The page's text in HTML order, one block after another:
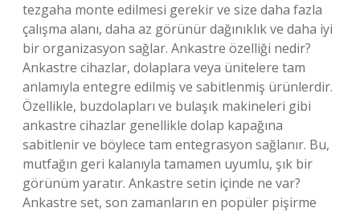
tezgaha monte edilmesi gerekir ve size daha fazla
çalışma alanı, daha az görünür dağınıklık ve daha iyi
bir organizasyon sağlar. Ankastre özelliği nedir?
Ankastre cihazlar, dolaplara veya ünitelere tam
anlamıyla entegre edilmiş ve sabitlenmiş ürünlerdir.
Özellikle, buzdolapları ve bulaşık makineleri gibi
ankastre cihazlar genellikle dolap kapağına
sabitlenir ve böylece tam entegrasyon sağlanır. Bu,
mutfağın geri kalanıyla tamamen uyumlu, şık bir
görünüm yaratır. Ankastre setin içinde ne var?
Ankastre set, son zamanların en popüler pişirme